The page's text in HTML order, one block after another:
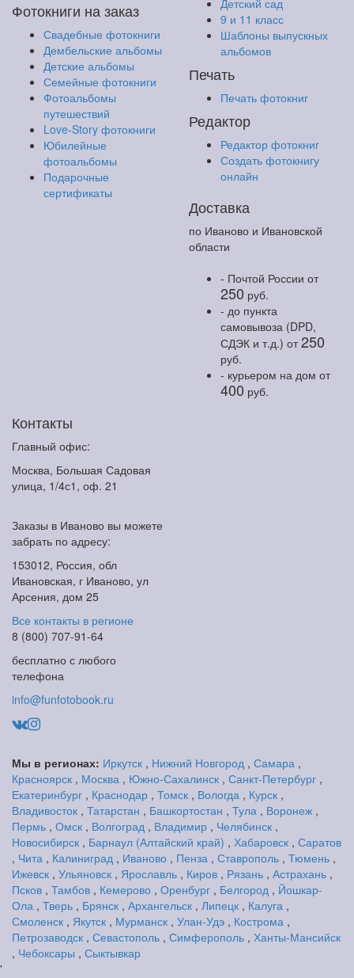
Фотокниги на заказ
Свадебные фотокниги
Дембельские альбомы
Детские альбомы
Семейные фотокниги
Фотоальбомы
путешествий
Love-Story фотокниги
Юбилейные
фотоальбомы
Подарочные
сертификаты
Детский сад
9 и 11 класс
Шаблоны выпускных
альбомов
Печать
Печать фотокниг
Редактор
Редактор фотокниг
Создать фотокнигу
онлайн
Доставка
по Иваново и Ивановской
области
- Почтой России от
250 руб.
- до пункта
самовывоза (DPD,
СДЭК и т.д.) от250
руб.
- курьером на дом от
400 руб.
Контакты
Главный офис:
Москва, Большая Садовая
улица, 1/4с1, оф. 21
Заказы в Иваново вы можете
забрать по адресу:
153012, Россия, обл
Ивановская, г Иваново, ул
Арсения, дом 25
Все контакты в регионе
8 (800) 707-91-64
бесплатно с любого
телефона
info@funfotobook.ru
Мы в регионах: Иркутск , Нижний Новгород , Самара ,
Красноярск , Москва , Южно-Сахалинск , Санкт-Петербург ,
Екатеринбург , Краснодар , Томск , Вологда , Курск ,
Владивосток , Татарстан , Башкортостан , Тула , Воронеж ,
Пермь , Омск , Волгоград , Владимир , Челябинск ,
Новосибирск , Барнаул (Алтайский край) , Хабаровск , Саратов
, Чита , Калиниград , Иваново , Пенза , Ставрополь , Тюмень ,
Ижевск , Ульяновск , Ярославль , Киров , Рязань , Астрахань ,
Псков , Тамбов , Кемерово , Оренбург , Белгород , Йошкар-
Ола , Тверь , Брянск , Архангельск , Липецк , Калуга ,
Смоленск , Якутск , Мурманск , Улан-Удэ , Кострома ,
Петрозаводск , Севастополь , Симферополь , Ханты-Мансийск
, Чебоксары , Сыктывкар
'